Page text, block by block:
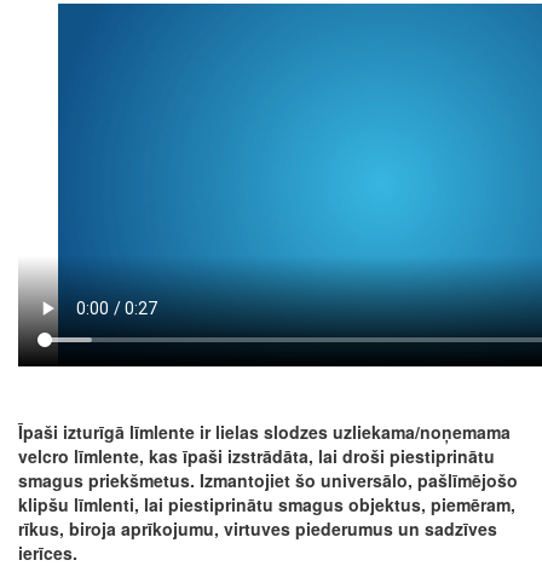
Īpaši izturīgā līmlente ir lielas slodzes uzliekama/noņemama
velcro līmlente, kas īpaši izstrādāta, lai droši piestiprinātu
smagus priekšmetus. Izmantojiet šo universālo, pašlīmējošo
klipšu līmlenti, lai piestiprinātu smagus objektus, piemēram,
rīkus, biroja aprīkojumu, virtuves piederumus un sadzīves
ierīces.